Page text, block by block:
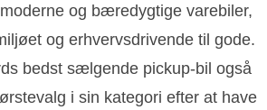
og bæredygtige varebiler,
og erhvervsdrivende til gode.
bedst sælgende pickup-bil også
i sin kategori efter at have